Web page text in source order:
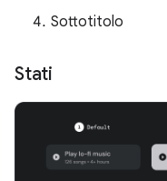
Sottotitolo
Stati